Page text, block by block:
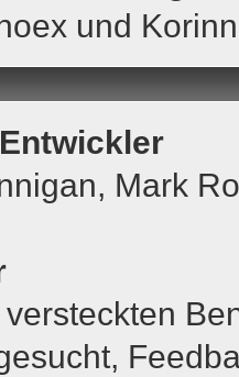
und
Mark